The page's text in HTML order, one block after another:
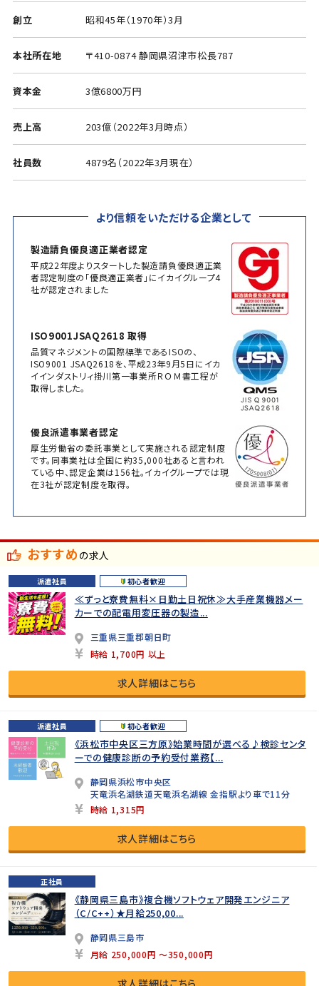
創立 昭和45年（1970年）3月
本社所在地 〒410-0874 静岡県沼津市松長787
資本金 3億6800万円
売上高 203億（2022年3月時点）
社員数 4879名（2022年3月現在）
より信頼をいただける企業として
製造請負優良適正業者認定
平成22年度よりスタートした製造請負優良適正業
者認定制度の「優良適正業者」にイカイグループ4
社が認定されました
ISO9001JSAQ2618 取得
品質マネジメントの国際標準であるISOの、
ISO9001 JSAQ2618を、平成23年9月5日にイカ
イインダストリィ掛川第一事業所ＲＯＭ書工程が
取得しました。
優良派遣事業者認定
厚生労働省の委託事業として実施される認定制度
です。同事業社は全国に約35,000社あると言われ
ている中、認定企業は156社。イカイグループでは現
在3社が認定制度を取得。
おすすめの求人
派遣社員 初心者歓迎
≪ずっと寮費無料×日勤土日祝休≫大手産業機器メー
カーでの配電用変圧器の製造...
三重県三重郡朝日町
時給 1,700円 以上
求人詳細はこちら
派遣社員 初心者歓迎
《浜松市中央区三方原》始業時間が選べる♪検診センタ
ーでの健康診断の予約受付業務【...
静岡県浜松市中央区
天竜浜名湖鉄道天竜浜名湖線 金指駅より車で11分
時給 1,315円
求人詳細はこちら
正社員
《静岡県三島市》複合機ソフトウェア開発エンジニア
（C/C++）★月給250,00...
静岡県三島市
月給 250,000円 ～350,000円
求人詳細はこちら